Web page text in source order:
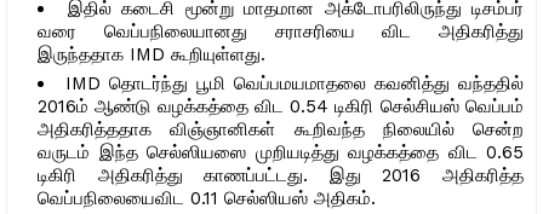
இதில் கடைசி மூன்று மாதமான அக்டோபரிலிருந்து டிசம்பர்
வரை வெப்பநிலையானது சராசரியை விட அதிகரித்து
இருந்ததாக IMD கூறியுள்ளது.
IMD தொடர்ந்து பூமி வெப்பமயமாதலை கவனித்து வந்ததில்
2016ம் ஆண்டு வழக்கத்தை விட 0.54 டிகிரி செல்சியஸ் வெப்பம்
அதிகரித்ததாக விஞ்ஞானிகள் கூறிவந்த நிலையில் சென்ற
வருடம் இந்த செல்ஸியஸை முறியடித்து வழக்கத்தை விட 0.65
டிகிரி அதிகரித்து காணப்பட்டது. இது 2016 அதிகரித்த
வெப்பநிலையைவிட 0.11 செல்ஸியஸ் அதிகம்.